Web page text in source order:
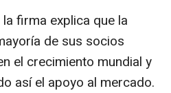
firma explica que la
de sus socios
el crecimiento mundial y
así el apoyo al mercado.